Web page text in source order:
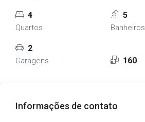
4
Quartos
5
Banheiros
2
Garagens 160
Informações de contato